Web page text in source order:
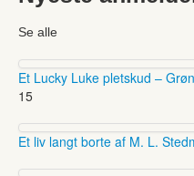
Se alle
Et Lucky Luke pletskud –
15
Et liv langt borte af M. L.